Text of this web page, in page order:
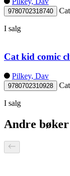
9780702318740
I salg
Cat kid comic
Pilkey, Dav
9780702310928
I salg
Andre